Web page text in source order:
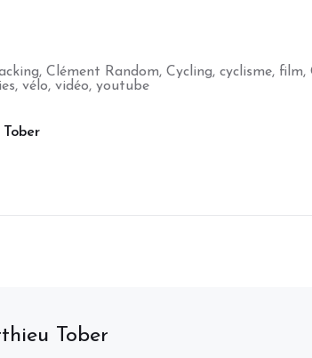
, Clément Random, Cycling, cyclisme, film,
, vélo, vidéo, youtube
Tober